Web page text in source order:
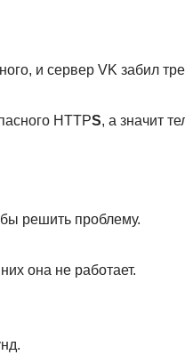
и сервер VK забил
HTTPS, а значит
решить проблему.
она не работает.